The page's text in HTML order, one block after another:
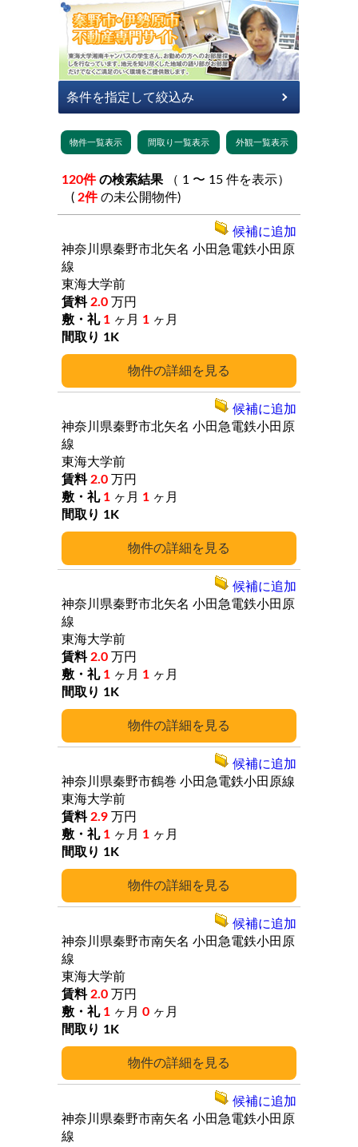
120件 の検索結果
( 2件 の未公開物件)
詳細
神奈川県秦野市北矢名 小田急電鉄小田原
線
東海大学前
2.0 万円
1 ヶ月 1 ヶ月
1K
候補に追加
詳細
神奈川県秦野市北矢名 小田急電鉄小田原
線
東海大学前
2.0 万円
1 ヶ月 1 ヶ月
1K
候補に追加
詳細
神奈川県秦野市北矢名 小田急電鉄小田原
線
東海大学前
2.0 万円
1 ヶ月 1 ヶ月
1K
候補に追加
詳細
神奈川県秦野市鶴巻 小田急電鉄小田原線
東海大学前
2.9 万円
1 ヶ月 1 ヶ月
1K
候補に追加
詳細
神奈川県秦野市南矢名 小田急電鉄小田原
線
東海大学前
2.0 万円
1 ヶ月 0 ヶ月
1K
候補に追加
神奈川県秦野市南矢名 小田急電鉄小田原
線
候補に追加